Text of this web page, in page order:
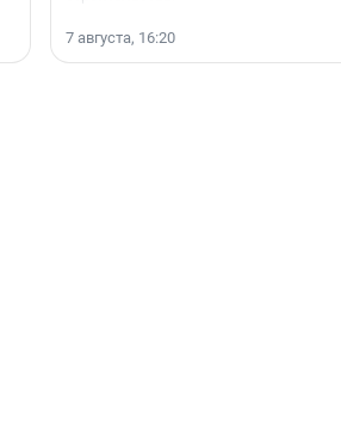
7 августа, 16:20